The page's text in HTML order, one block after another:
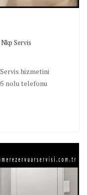
Nkp Servis
hizmetini
nolu telefonu